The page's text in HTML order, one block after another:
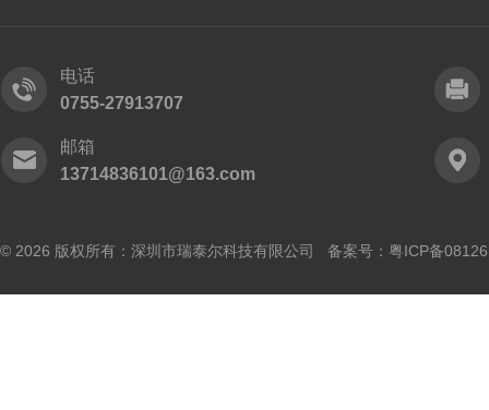
电话
0755-27913707
邮箱
13714836101@163.com
© 2026 版权所有：深圳市瑞泰尔科技有限公司 备案号： 粤ICP备